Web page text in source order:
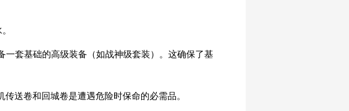
套基础的高级装备（如战神级套装）。这确保了基
送卷和回城卷是遭遇危险时保命的必需品。